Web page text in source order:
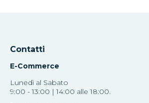
Contatti
E-Commerce
Lunedì al Sabato
9:00 - 13:00 | 14:00 alle 18:00.